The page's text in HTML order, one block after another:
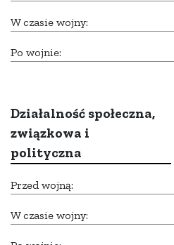
W czasie wojny:
Po wojnie:
Działalność społeczna,
związkowa i
polityczna
Przed wojną:
W czasie wojny: